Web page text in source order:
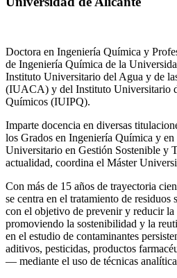
Doctora en Ingeniería Química y
de Ingeniería Química de la
Instituto Universitario del Agua y de
(IUACA) y del Instituto Universitario
Químicos (IUIPQ).
Imparte docencia en diversas
los Grados en Ingeniería Química y
Universitario en Gestión Sostenible y
actualidad, coordina el Máster
Con más de 15 años de trayectoria
se centra en el tratamiento de residuos
con el objetivo de prevenir y reducir
promoviendo la sostenibilidad y la
en el estudio de contaminantes
aditivos, pesticidas, productos
— mediante el uso de técnicas